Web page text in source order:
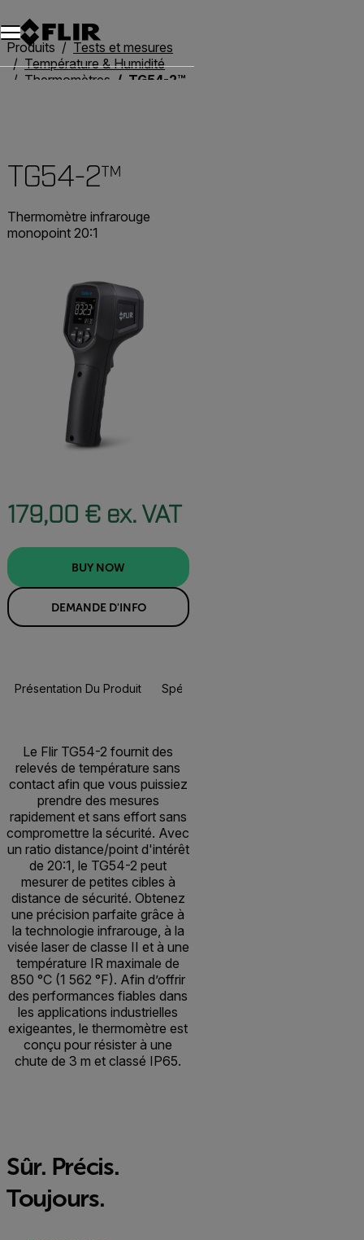
Unread messages
Modèle
Supprimer
articles
article
Ajouter au panier
Ajouté au panier
Produits
Tests et mesures
Température & Humidité
Thermomètres
TG54-2™
TG54-2™
Thermomètre infrarouge
monopoint 20:1
179,00 € ex. VAT
BUY NOW
DEMANDE D'INFO
Présentation Du Produit Spécifications
Le Flir TG54-2 fournit des
relevés de température sans
contact afin que vous puissiez
prendre des mesures
rapidement et sans effort sans
compromettre la sécurité. Avec
un ratio distance/point d'intérêt
de 20:1, le TG54-2 peut
mesurer de petites cibles à
distance de sécurité. Obtenez
une précision parfaite grâce à
la technologie infrarouge, à la
visée laser de classe II et à une
température IR maximale de
850 °C (1 562 °F). Afin d’offrir
des performances fiables dans
les applications industrielles
exigeantes, le thermomètre est
conçu pour résister à une
chute de 3 m et classé IP65.
Sûr. Précis.
Toujours.